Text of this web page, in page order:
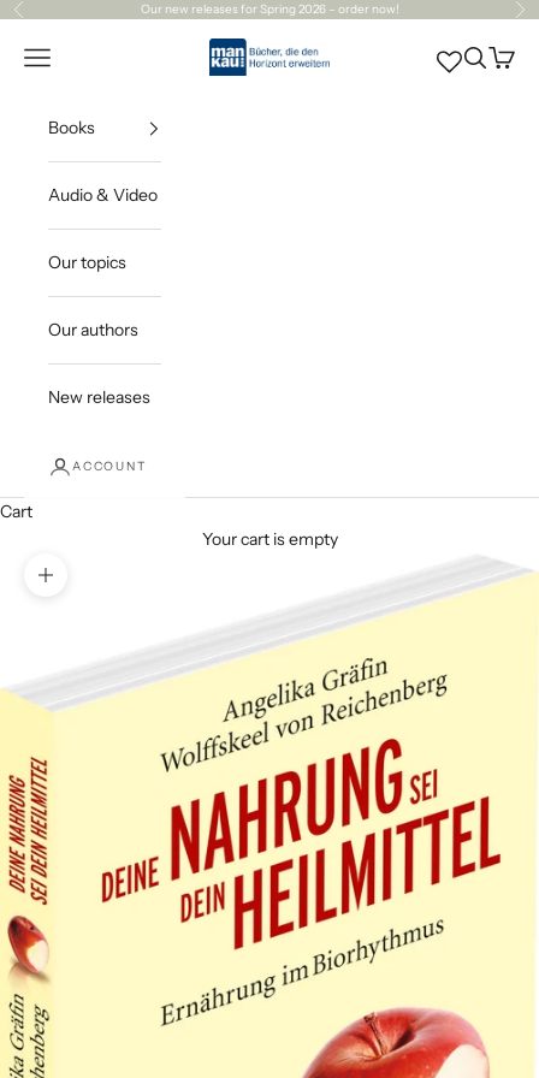
Skip to content
Previous Our new releasesfor Spring 2026 – order now!
Mankau Verlag
Open navigation menu OpenOpen
Books
Audio & Video
Our topics
Our authors
New releases
ACCOUNT
Cart
Your cart is empty
Zoom picture